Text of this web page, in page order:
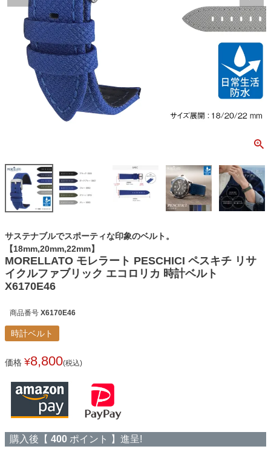
サステナブルでスポーティな印象のベルト。
【18mm,20mm,22mm】
MORELLATO モレラート PESCHICI ペスキチ リサ
イクルファブリック エコロリカ 時計ベルト
X6170E46
商品番号 X6170E46
時計ベルト
価格 ¥8,800(税込)
購入後【 400 ポイント 】進呈!